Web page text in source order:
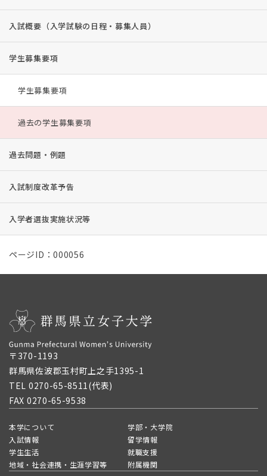
入試概要（入学試験の日程・募集人員）
学生募集要項
学生募集要項
過去の学生募集要項
過去問題・例題
入試制度改革予告
入学者選抜実施状況等
ページID：000056
〒370-1193
群馬県佐波郡玉村町上之手1395-1
TEL 0270-65-8511(代表)
FAX 0270-65-9538
本学について
学部・大学院
入試情報
留学情報
学生生活
就職支援
地域・社会連携・生涯学習等
附属機関